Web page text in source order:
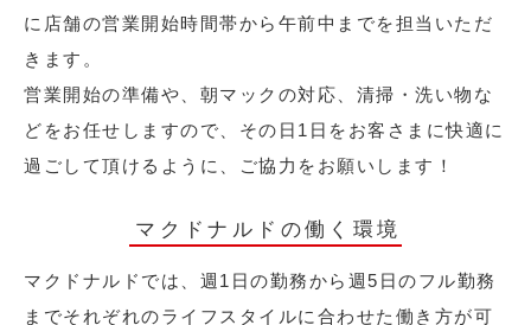
に店舗の営業開始時間帯から午前中までを担当いただ
きます。
営業開始の準備や、朝マックの対応、清掃・洗い物な
どをお任せしますので、その日1日をお客さまに快適に
過ごして頂けるように、ご協力をお願いします！
マクドナルドの働く環境
マクドナルドでは、週1日の勤務から週5日のフル勤務
までそれぞれのライフスタイルに合わせた働き方が可